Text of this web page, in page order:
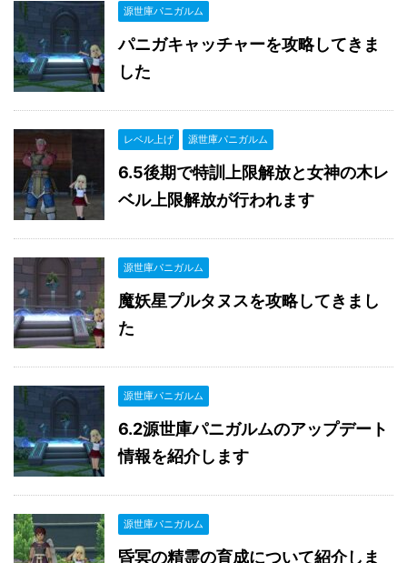
源世庫パニガルム
パニガキャッチャーを攻略してきま
した
レベル上げ 源世庫パニガルム
6.5後期で特訓上限解放と女神の木レ
ベル上限解放が行われます
源世庫パニガルム
魔妖星プルタヌスを攻略してきまし
た
源世庫パニガルム
6.2源世庫パニガルムのアップデート
情報を紹介します
源世庫パニガルム
昏冥の精霊の育成について紹介しま